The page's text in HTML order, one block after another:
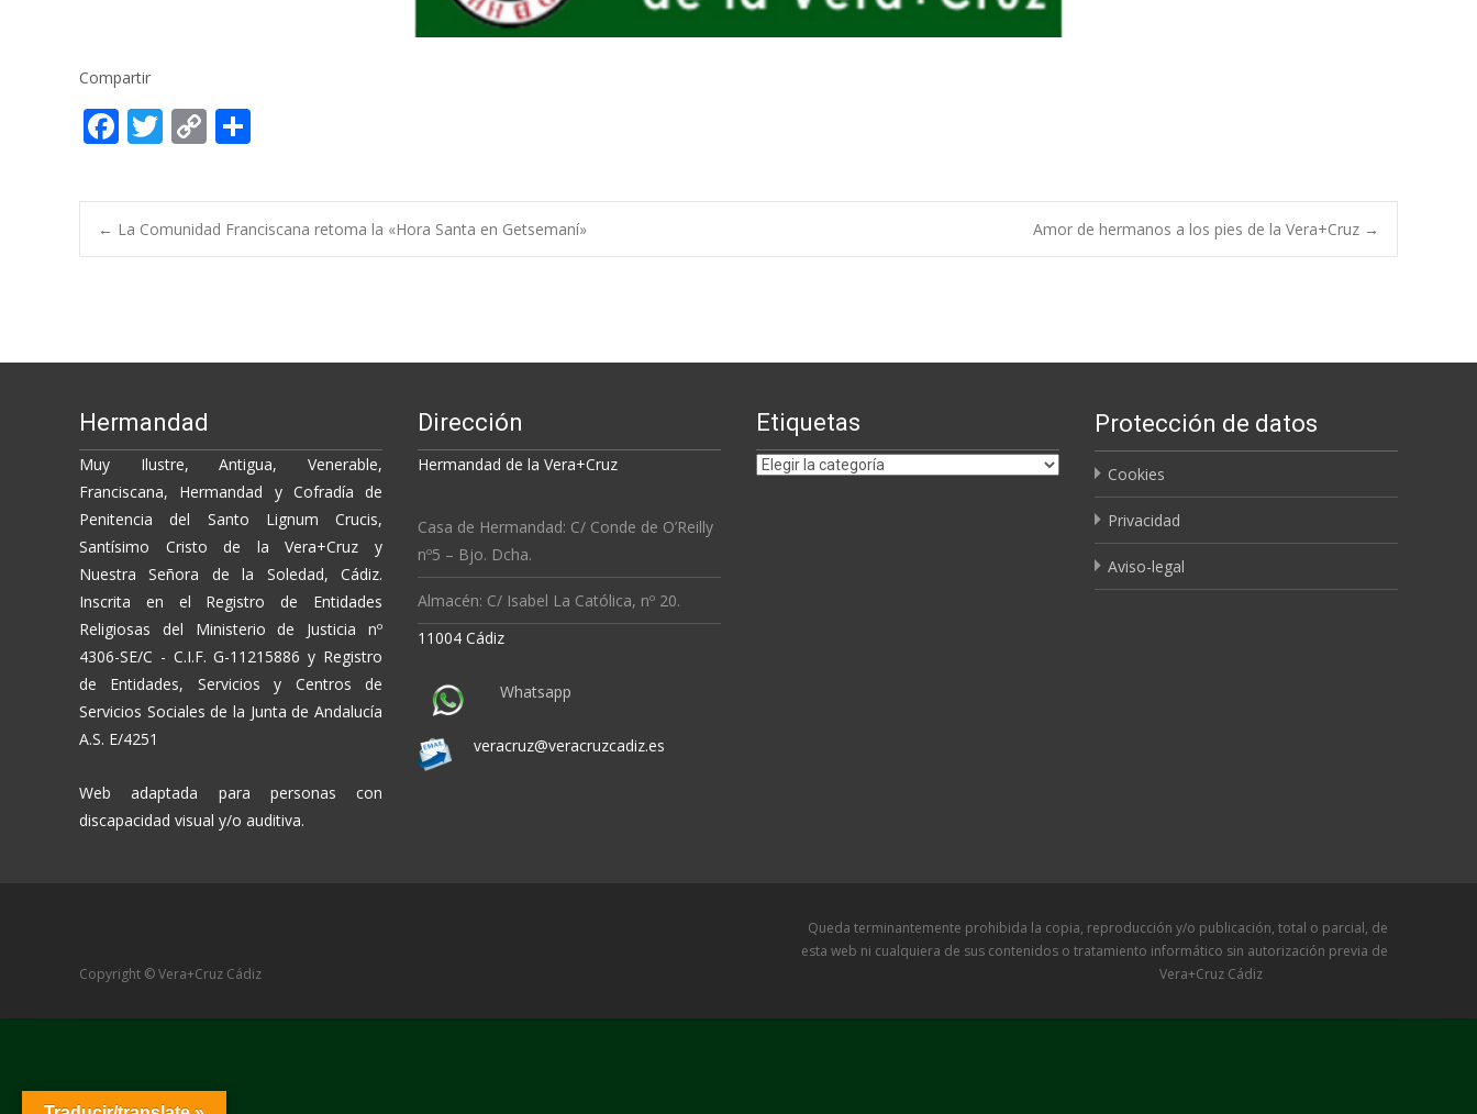
Compartir
F
e
b
o
T
itt
er
C
p
y
Li
m
p
ar
Post
← La Comunidad Franciscana retoma la «Hora Santa en Getsemaní» Amor de hermanos a los pies de la Vera+Cruz →
Hermandad
Muy Ilustre, Antigua, Venerable,
Franciscana, Hermandad y Cofradía de
Penitencia del Santo Lignum Crucis,
Santísimo Cristo de la Vera+Cruz y
Nuestra Señora de la Soledad, Cádiz.
Inscrita en el Registro de Entidades
Religiosas del Ministerio de Justicia nº
4306-SE/C - C.I.F. G-11215886 y Registro
de Entidades, Servicios y Centros de
Servicios Sociales de la Junta de Andalucía
A.S. E/4251
Web adaptada para personas con
discapacidad visual y/o auditiva.
Dirección
Hermandad de la Vera+Cruz
Casa de Hermandad: C/ Conde de O’Reilly
nº5 – Bjo. Dcha.
Almacén: C/ Isabel La Católica, nº 20.
11004 Cádiz
Whatsapp
veracruz@veracruzcadiz.es
Etiquetas
Etiquetas
Protección de datos
Cookies
Privacidad
Aviso-legal
Copyright © Vera+Cruz Cádiz
Queda terminantemente prohibida la copia, reproducción y/o publicación, total o parcial, de
esta web ni cualquiera de sus contenidos o tratamiento informático sin autorización previa de
Vera+Cruz Cádiz